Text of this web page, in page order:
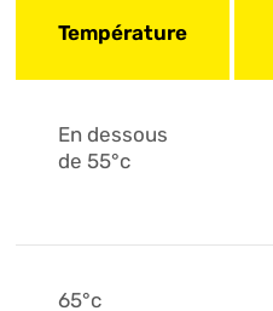
Température
En dessous
de 55°c
65°c